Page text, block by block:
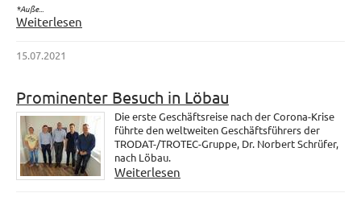
*Auße...
Weiterlesen
15.07.2021
Prominenter Besuch in Löbau
Die erste Geschäftsreise nach der Corona-Krise
führte den weltweiten Geschäftsführers der
TRODAT-/TROTEC-Gruppe, Dr. Norbert Schrüfer,
nach Löbau.
Weiterlesen